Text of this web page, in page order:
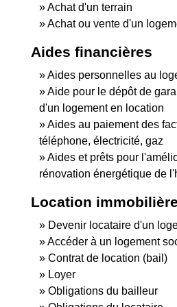
Achat d'un terrain
Achat ou vente d'un
Aides financières
Aides personnelles au
Aide pour le dépôt de
d'un logement en location
Aides au paiement des
téléphone, électricité, gaz
Aides et prêts pour
rénovation énergétique de
Location immobilière
Devenir locataire d'un
Accéder à un logement
Contrat de location (bail)
Loyer
Obligations du bailleur